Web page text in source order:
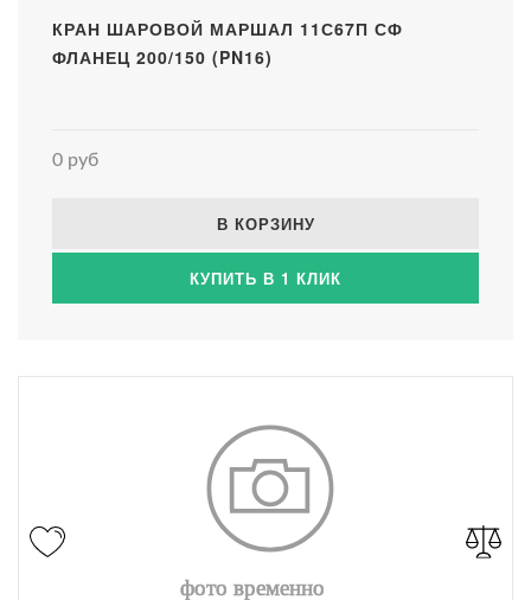
КРАН ШАРОВОЙ МАРШАЛ 11С67П СФ
ФЛАНЕЦ 200/150 (PN16)
0 руб
В КОРЗИНУ
КУПИТЬ В 1 КЛИК